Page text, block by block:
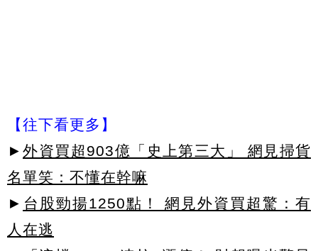
【往下看更多】
► 外資買超903億「史上第三大」 網見掃貨
名單笑：不懂在幹嘛
► 台股勁揚1250點！ 網見外資買超驚：有
人在逃